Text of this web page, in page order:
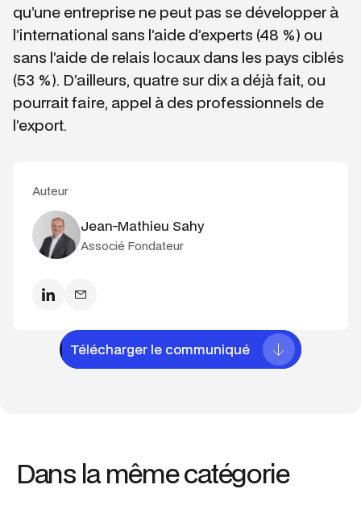
Auteur
Jean-Mathieu Sahy
Associé Fondateur
Télécharger le communiqué
Télécharger le communiqué
qu’une entreprise ne peut pas se développer à
l’international sans l’aide d’experts (48 %) ou
sans l’aide de relais locaux dans les pays ciblés
(53 %). D’ailleurs, quatre sur dix a déjà fait, ou
pourrait faire, appel à des professionnels de
l’export.
Dans la même catégorie